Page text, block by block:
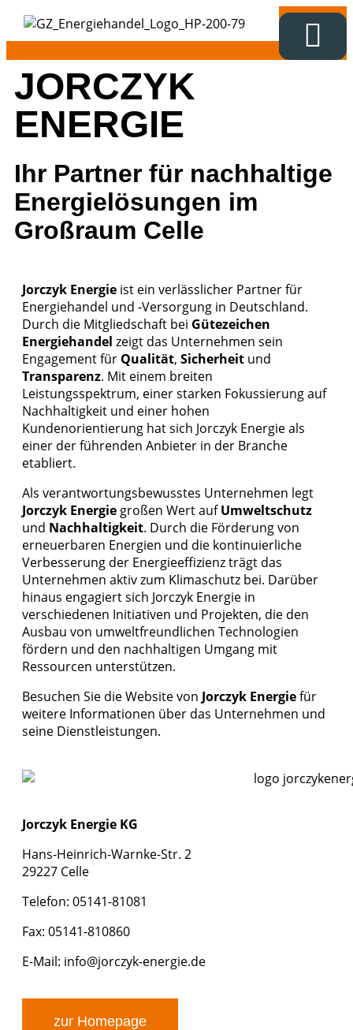
JORCZYK
ENERGIE
Ihr Partner für nachhaltige
Energielösungen im
Großraum Celle
Jorczyk Energie ist ein verlässlicher Partner für
Energiehandel und -Versorgung in Deutschland.
Durch die Mitgliedschaft bei Gütezeichen
Energiehandel zeigt das Unternehmen sein
Engagement für Qualität, Sicherheit und
Transparenz. Mit einem breiten
Leistungsspektrum, einer starken Fokussierung auf
Nachhaltigkeit und einer hohen
Kundenorientierung hat sich Jorczyk Energie als
einer der führenden Anbieter in der Branche
etabliert.
Als verantwortungsbewusstes Unternehmen legt
Jorczyk Energie großen Wert aufUmweltschutz
und Nachhaltigkeit. Durch die Förderungvon
erneuerbaren Energien und die kontinuierliche
Verbesserung der Energieeffizienz trägt das
Unternehmen aktiv zum Klimaschutz bei. Darüber
hinaus engagiert sich Jorczyk Energie in
verschiedenen Initiativen und Projekten, die den
Ausbau von umweltfreundlichen Technologien
fördern und den nachhaltigen Umgang mit
Ressourcen unterstützen.
Besuchen Sie die Website von Jorczyk Energiefür
weitere Informationen über das Unternehmen und
seine Dienstleistungen.
Jorczyk Energie KG
Hans-Heinrich-Warnke-Str. 2
29227 Celle
Telefon: 05141-81081
Fax: 05141-810860
E-Mail: info@jorczyk-energie.de
zur Homepage